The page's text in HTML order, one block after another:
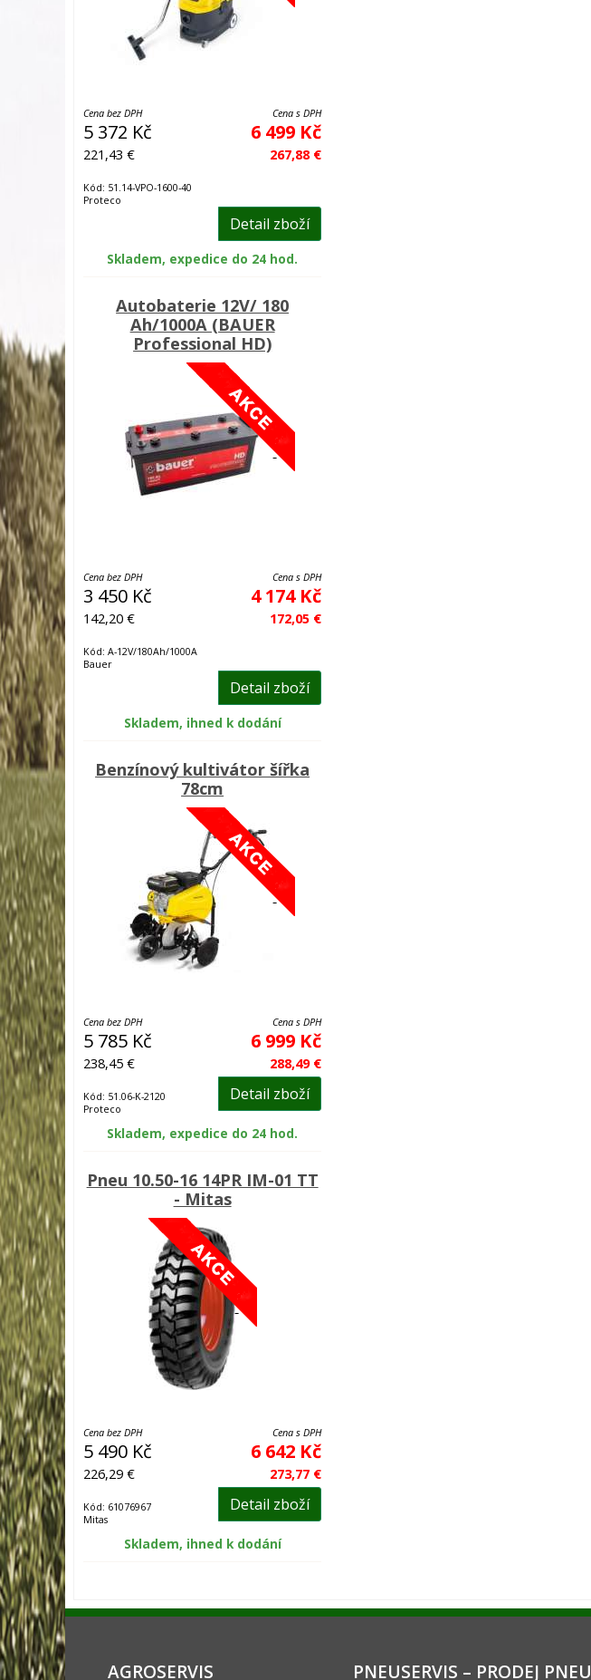
Cena bez DPH
5 372 Kč
221,43 €
Cena s DPH
6 499 Kč
267,88 €
Kód: 51.14-VPO-1600-40
Proteco
Detail zboží
Skladem, expedice do 24 hod.
Autobaterie 12V/ 180
Ah/1000A (BAUER
Professional HD)
Cena bez DPH
3 450 Kč
142,20 €
Cena s DPH
4 174 Kč
172,05 €
Kód: A-12V/180Ah/1000A
Bauer
Detail zboží
Skladem, ihned k dodání
Benzínový kultivátor šířka
78cm
Cena bez DPH
5 785 Kč
238,45 €
Cena s DPH
6 999 Kč
288,49 €
Kód: 51.06-K-2120
Proteco
Detail zboží
Skladem, expedice do 24 hod.
Pneu 10.50-16 14PR IM-01 TT
- Mitas
Cena bez DPH
5 490 Kč
226,29 €
Cena s DPH
6 642 Kč
273,77 €
Kód: 61076967
Mitas
Detail zboží
Skladem, ihned k dodání
AGROSERVIS PNEUSERVIS – PRODEJ PNEU